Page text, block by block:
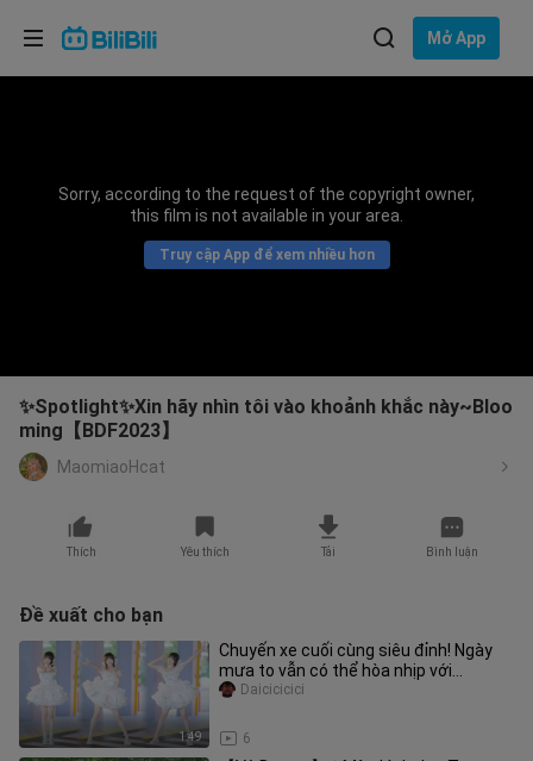
Mở App
Sorry, according to the request of the copyright owner,
this film is not available in your area.
Truy cập App để xem nhiều hơn
✨Spotlight✨Xin hãy nhìn tôi vào khoảnh khắc này~Bloo
ming【BDF2023】
MaomiaoHcat
Thích Yêu thích Tải Bình luận
Đề xuất cho bạn
1:49
Chuyến xe cuối cùng siêu đỉnh! Ngày
mưa to vẫn có thể hòa nhịp với
Melody~🎵【Đại từ】
6
Daicicicici
Lựa chọn ngôn ngữ
Bahasa Indonesia